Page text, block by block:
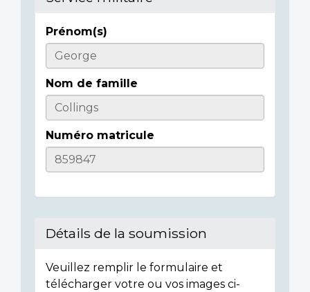
Casualty
Details
Prénom(s)
Nom de famille
Numéro matricule
Détails de la soumission
Veuillez remplir le formulaire et
télécharger votre ou vos images ci-